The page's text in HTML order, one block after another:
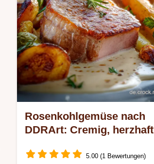
Rosenkohlgemüse nach
DDRArt: Cremig, herzhaft
5.00 (1 Bewertungen)